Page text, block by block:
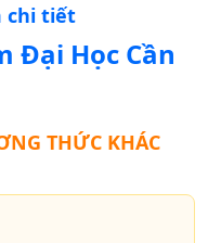
chi tiết
Đại Học Cần
THỨC KHÁC